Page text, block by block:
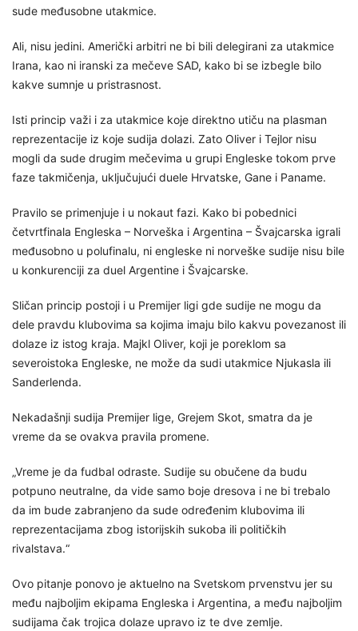
sude međusobne utakmice.
Ali, nisu jedini. Američki arbitri ne bi bili delegirani za utakmice
Irana, kao ni iranski za mečeve SAD, kako bi se izbegle bilo
kakve sumnje u pristrasnost.
Isti princip važi i za utakmice koje direktno utiču na plasman
reprezentacije iz koje sudija dolazi. Zato Oliver i Tejlor nisu
mogli da sude drugim mečevima u grupi Engleske tokom prve
faze takmičenja, uključujući duele Hrvatske, Gane i Paname.
Pravilo se primenjuje i u nokaut fazi. Kako bi pobednici
četvrtfinala Engleska – Norveška i Argentina – Švajcarska igrali
međusobno u polufinalu, ni engleske ni norveške sudije nisu bile
u konkurenciji za duel Argentine i Švajcarske.
Sličan princip postoji i u Premijer ligi gde sudije ne mogu da
dele pravdu klubovima sa kojima imaju bilo kakvu povezanost ili
dolaze iz istog kraja. Majkl Oliver, koji je poreklom sa
severoistoka Engleske, ne može da sudi utakmice Njukasla ili
Sanderlenda.
Nekadašnji sudija Premijer lige, Grejem Skot, smatra da je
vreme da se ovakva pravila promene.
„Vreme je da fudbal odraste. Sudije su obučene da budu
potpuno neutralne, da vide samo boje dresova i ne bi trebalo
da im bude zabranjeno da sude određenim klubovima ili
reprezentacijama zbog istorijskih sukoba ili političkih
rivalstava.“
Ovo pitanje ponovo je aktuelno na Svetskom prvenstvu jer su
među najboljim ekipama Engleska i Argentina, a među najboljim
sudijama čak trojica dolaze upravo iz te dve zemlje.